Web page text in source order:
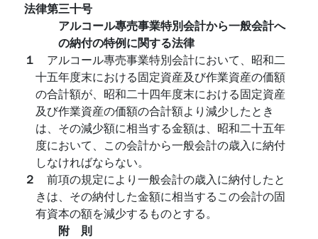
法律第三十号
アルコール專売事業特別会計から一般会計へ
の納付の特例に関する法律
１ アルコール專売事業特別会計において、昭和二
十五年度末における固定資産及び作業資産の価額
の合計額が、昭和二十四年度末における固定資産
及び作業資産の価額の合計額より減少したとき
は、その減少額に相当する金額は、昭和二十五年
度において、この会計から一般会計の歳入に納付
しなければならない。
２ 前項の規定により一般会計の歳入に納付したと
きは、その納付した金額に相当するこの会計の固
有資本の額を減少するものとする。
附 則